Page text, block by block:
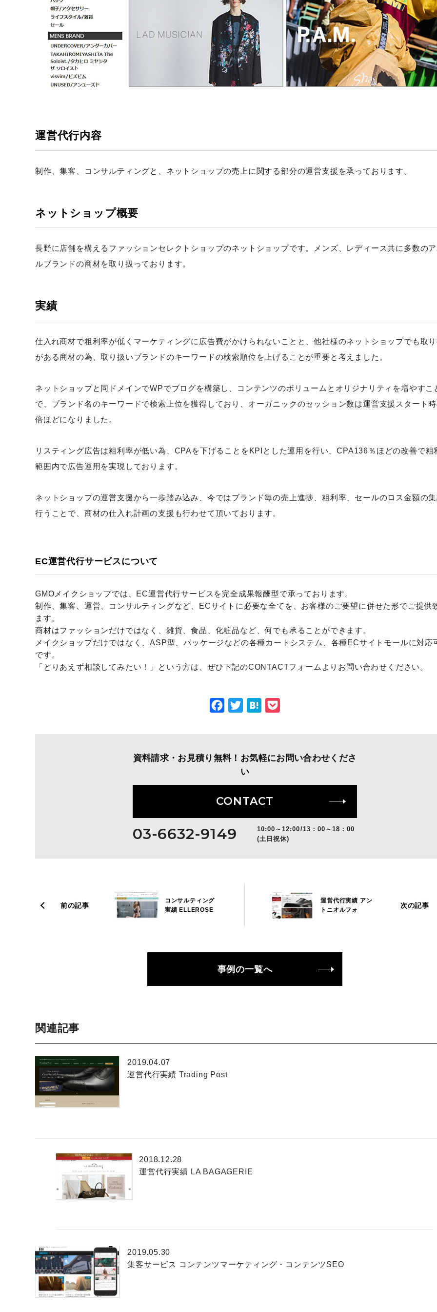
運営代行内容
制作、集客、コンサルティングと、ネットショップの売上に関する部分の運営支援を承っております。
ネットショップ概要
長野に店舗を構えるファッションセレクトショップのネットショップです。メンズ、レディース共に多数のア
ルブランドの商材を取り扱っております。
実績
仕入れ商材で粗利率が低くマーケティングに広告費がかけられないことと、他社様のネットショップでも取
がある商材の為、取り扱いブランドのキーワードの検索順位を上げることが重要と考えました。
ネットショップと同ドメインでWPでブログを構築し、コンテンツのボリュームとオリジナリティを増やすこ
で、ブランド名のキーワードで検索上位を獲得しており、オーガニックのセッション数は運営支援スタート
倍ほどになりました。
リスティング広告は粗利率が低い為、CPAを下げることをKPIとした運用を行い、CPA136％ほどの改善で粗
範囲内で広告運用を実現しております。
ネットショップの運営支援から一歩踏み込み、今ではブランド毎の売上進捗、粗利率、セールのロス金額の
行うことで、商材の仕入れ計画の支援も行わせて頂いております。
EC運営代行サービスについて
GMOメイクショップでは、EC運営代行サービスを完全成果報酬型で承っております。
制作、集客、運営、コンサルティングなど、ECサイトに必要な全てを、お客様のご要望に併せた形でご提供
ます。
商材はファッションだけではなく、雑貨、食品、化粧品など、何でも承ることができます。
メイクショップだけではなく、ASP型、パッケージなどの各種カートシステム、各種ECサイトモールに対応
です。
「とりあえず相談してみたい！」という方は、ぜひ下記のCONTACTフォームよりお問い合わせください。
FacebookTwitterHatena
資料請求・お見積り無料！お気軽にお問い合わせくださ
い
CONTACT
03-6632-9149
10:00～12:00/13：00～18：00
(土日祝休)
前の記事
コンサルティング
実績 ELLEROSE
次の記事
運営代行実績 アン
トニオルフォ
事例の一覧へ
関連記事
2019.04.07
運営代行実績 Trading Post
2018.12.28
運営代行実績 LA BAGAGERIE
2019.05.30
集客サービス コンテンツマーケティング・コンテンツSEO